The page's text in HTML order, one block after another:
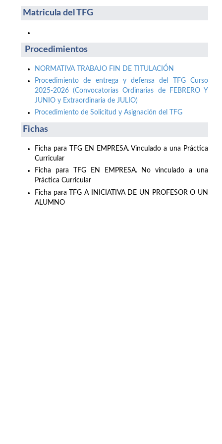
Matricula del TFG
Procedimientos
NORMATIVA TRABAJO FIN DE TITULACIÓN
Procedimiento de entrega y defensa del TFG Curso
2025-2026 (Convocatorias Ordinarias de FEBRERO Y
JUNIO y Extraordinaria de JULIO)
Procedimiento de Solicitud y Asignación del TFG
Fichas
Ficha para TFG EN EMPRESA. Vinculado a una Práctica
Curricular
Ficha para TFG EN EMPRESA. No vinculado a una
Práctica Curricular
Ficha para TFG A INICIATIVA DE UN PROFESOR O UN
ALUMNO